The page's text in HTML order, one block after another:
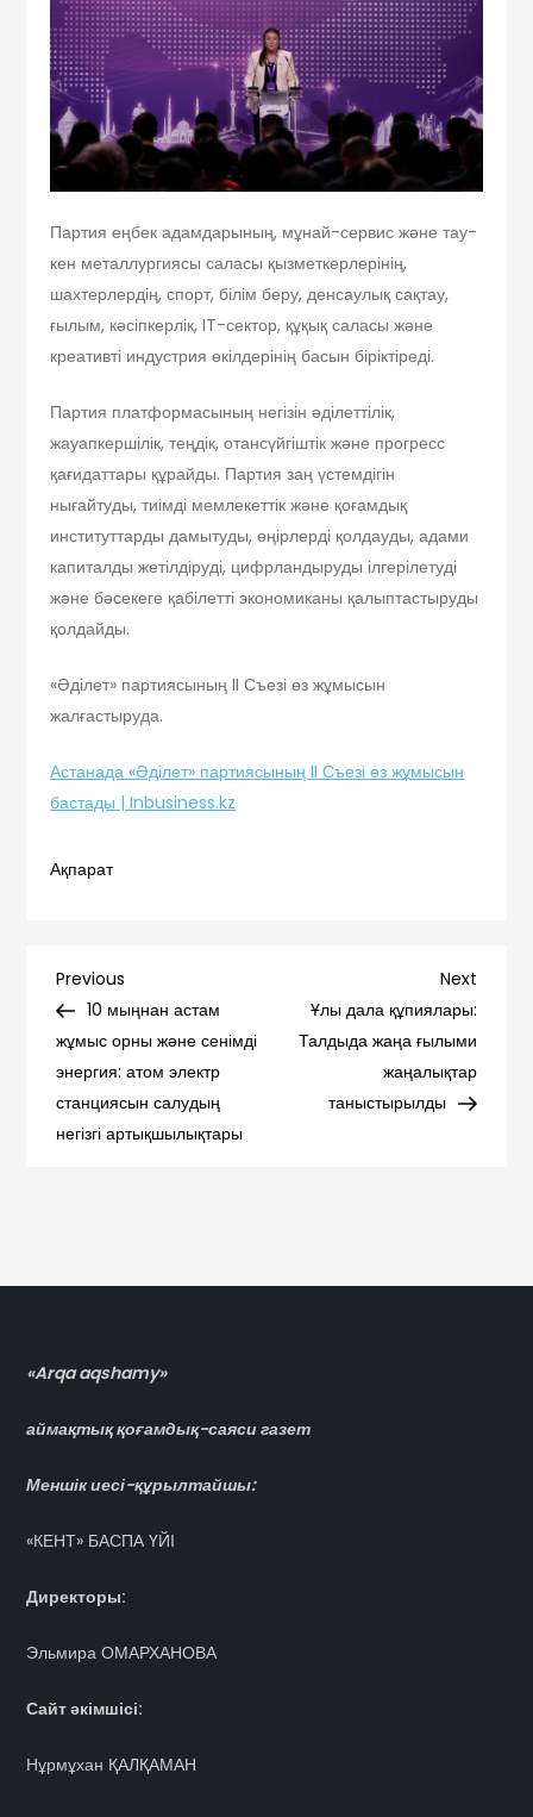
Партия еңбек адамдарының, мұнай-сервис және тау-
кен металлургиясы саласы қызметкерлерінің,
шахтерлердің, спорт, білім беру, денсаулық сақтау,
ғылым, кәсіпкерлік, IT-сектор, құқық саласы және
креативті индустрия өкілдерінің басын біріктіреді.
Партия платформасының негізін әділеттілік,
жауапкершілік, теңдік, отансүйгіштік және прогресс
қағидаттары құрайды. Партия заң үстемдігін
нығайтуды, тиімді мемлекеттік және қоғамдық
институттарды дамытуды, өңірлерді қолдауды, адами
капиталды жетілдіруді, цифрландыруды ілгерілетуді
және бәсекеге қабілетті экономиканы қалыптастыруды
қолдайды.
«Әділет» партиясының II Съезі өз жұмысын
жалғастыруда.
Астанада «Әділет» партиясының II Съезі өз жұмысын
бастады | Inbusiness.kz
Ақпарат
Навигация
по
записям
Previous
Post
Previous
10 мыңнан астам
жұмыс орны және сенімді
энергия: атом электр
станциясын салудың
негізгі артықшылықтары
Next
Post
Next
Ұлы дала құпиялары:
Талдыда жаңа ғылыми
жаңалықтар
таныстырылды
«Arqa aqshamy»
аймақтық қоғамдық-саяси газет
Меншік иесі-құрылтайшы:
«КЕНТ» БАСПА ҮЙІ
Директоры:
Эльмира ОМАРХАНОВА
Сайт әкімшісі:
Нұрмұхан ҚАЛҚАМАН